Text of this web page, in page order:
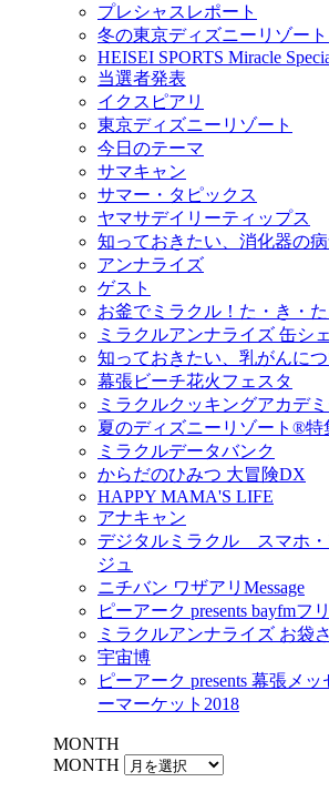
プレシャスレポート
冬の東京ディズニーリゾー
HEISEI SPORTS Miracle
当選者発表
イクスピアリ
東京ディズニーリゾート
今日のテーマ
サマキャン
サマー・タピックス
ヤマサデイリーティップス
知っておきたい、消化器の
アンナライズ
ゲスト
お釜でミラクル！た・き・た
ミラクルアンナライズ 缶シ
知っておきたい、乳がんに
幕張ビーチ花火フェスタ
ミラクルクッキングアカデ
夏のディズニーリゾート®特
ミラクルデータバンク
からだのひみつ 大冒険DX
HAPPY MAMA'S LIFE
アナキャン
デジタルミラクル スマホ
ジュ
ニチバン ワザアリMessage
ピーアーク presents bayfmフ
ミラクルアンナライズ お袋
宇宙博
ピーアーク presents 幕張メ
ーマーケット2018
MONTH
MONTH